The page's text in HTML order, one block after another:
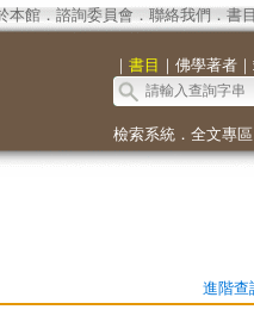
本館． 諮詢委員會． 聯絡我們 ． 書
｜ 書目 ｜ 佛學著者｜
檢索系統． 全文專區
進階查